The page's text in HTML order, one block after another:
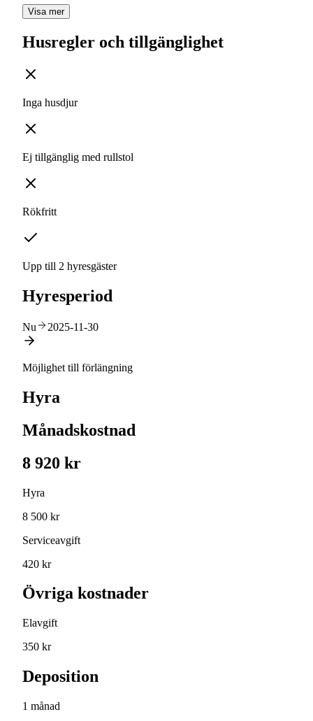
Visa mer
Husregler och tillgänglighet
Inga husdjur
Ej tillgänglig med rullstol
Rökfritt
Upp till 2 hyresgäster
Hyresperiod
Nu 2025-11-30
Möjlighet till förlängning
Hyra
Månadskostnad
8 920 kr
Hyra
8 500 kr
Serviceavgift
420 kr
Övriga kostnader
Elavgift
350 kr
Deposition
1 månad